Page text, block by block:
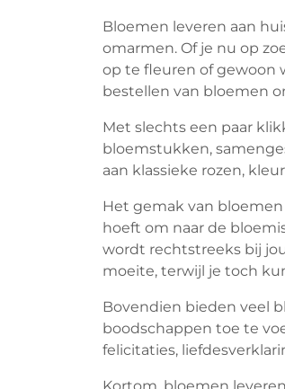
Bloemen leveren aan
omarmen. Of je nu op
op te fleuren of gewoon
bestellen van bloemen
Met slechts een paar
bloemstukken,
aan klassieke rozen,
Het gemak van
hoeft om naar de
wordt rechtstreeks bij
moeite, terwijl je toch
Bovendien bieden veel
boodschappen toe te
felicitaties,